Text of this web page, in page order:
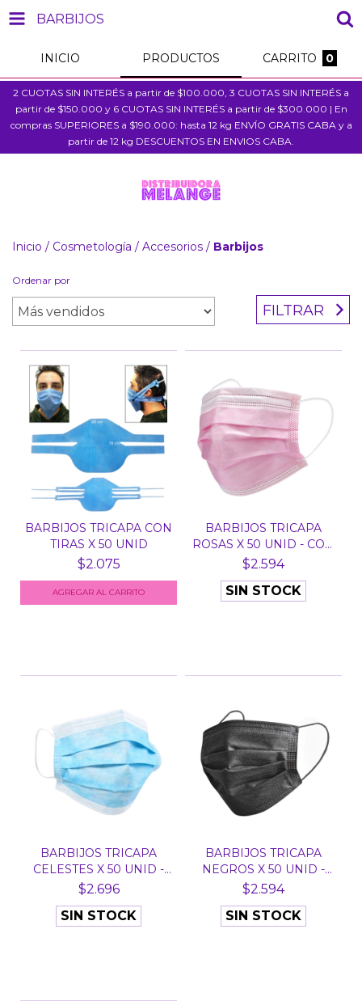
BARBIJOS
INICIO PRODUCTOS CARRITO 0
2 CUOTAS SIN INTERÉS a partir de $100.000, 3 CUOTAS SIN INTERÉS a
partir de $150.000 y 6 CUOTAS SIN INTERÉS a partir de $300.000 | En
compras SUPERIORES a $190.000: hasta 12 kg ENVÍO GRATIS CABA y a
partir de 12 kg DESCUENTOS EN ENVIOS CABA.
Inicio / Cosmetología / Accesorios / Barbijos
Ordenar por
FILTRAR
BARBIJOS TRICAPA CON
TIRAS X 50 UNID
$2.075
BARBIJOS TRICAPA
ROSAS X 50 UNID - CON
E...
$2.594
SIN STOCK
BARBIJOS TRICAPA
CELESTES X 50 UNID -
CO...
$2.696
SIN STOCK
BARBIJOS TRICAPA
NEGROS X 50 UNID -
CON...
$2.594
SIN STOCK